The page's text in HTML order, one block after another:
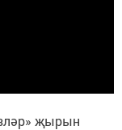
җырын